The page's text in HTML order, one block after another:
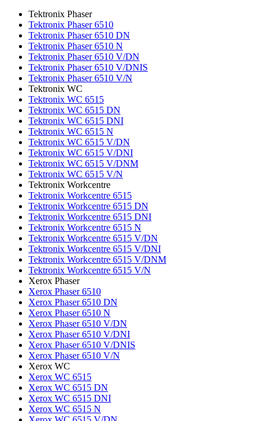
Tektronix Phaser
Tektronix Phaser 6510
Tektronix Phaser 6510 DN
Tektronix Phaser 6510 N
Tektronix Phaser 6510 V/DN
Tektronix Phaser 6510 V/DNIS
Tektronix Phaser 6510 V/N
Tektronix WC
Tektronix WC 6515
Tektronix WC 6515 DN
Tektronix WC 6515 DNI
Tektronix WC 6515 N
Tektronix WC 6515 V/DN
Tektronix WC 6515 V/DNI
Tektronix WC 6515 V/DNM
Tektronix WC 6515 V/N
Tektronix Workcentre
Tektronix Workcentre 6515
Tektronix Workcentre 6515 DN
Tektronix Workcentre 6515 DNI
Tektronix Workcentre 6515 N
Tektronix Workcentre 6515 V/DN
Tektronix Workcentre 6515 V/DNI
Tektronix Workcentre 6515 V/DNM
Tektronix Workcentre 6515 V/N
Xerox Phaser
Xerox Phaser 6510
Xerox Phaser 6510 DN
Xerox Phaser 6510 N
Xerox Phaser 6510 V/DN
Xerox Phaser 6510 V/DNI
Xerox Phaser 6510 V/DNIS
Xerox Phaser 6510 V/N
Xerox WC
Xerox WC 6515
Xerox WC 6515 DN
Xerox WC 6515 DNI
Xerox WC 6515 N